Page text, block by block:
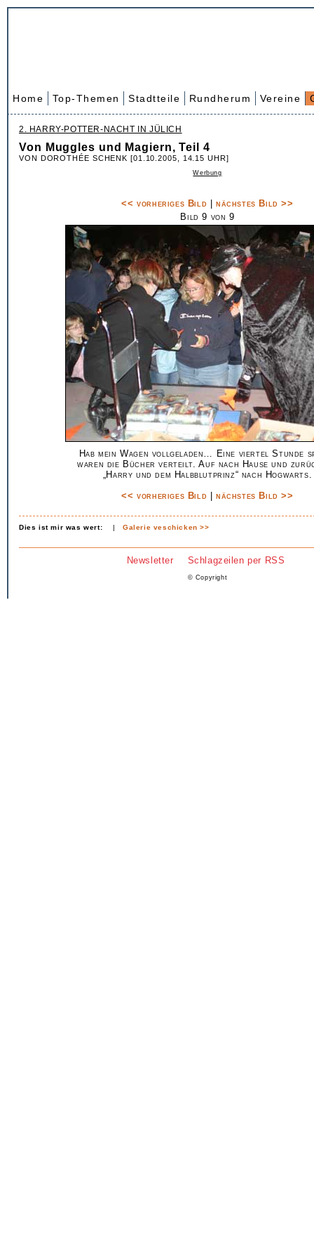
Home Top-Themen Stadtteile Rundherum Vereine
2. HARRY-POTTER-NACHT IN JÜLICH
Von Muggles und Magiern, Teil 4
VON DOROTHÉE SCHENK [01.10.2005, 14.15 UHR]
Werbung
<< vorheriges Bild
nächstes Bild >>
Bild 9 von 9
Hab mein Wagen vollgeladen… Eine viertel Stunde
waren die Bücher verteilt. Auf nach Hause und
„Harry und dem Halbblutprinz“ nach Hogwarts.
<< vorheriges Bild
nächstes Bild >>
Dies ist mir was wert: |Galerie veschicken >>
Newsletter Schlagzeilen per RSS
© Copyright